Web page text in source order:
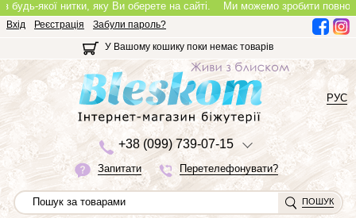
нитки, яку Ви оберете на сайті. Ми можемо зробити повноцінне
Вхід Реєстрація
Забули пароль?
У Вашому кошику поки немає товарів
+38 (099) 739-07-15
Запитати Перетелефонувати?
РУС
ПОШУК